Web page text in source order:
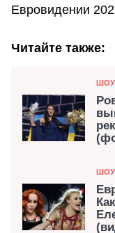
Евровидении
Читайте также: